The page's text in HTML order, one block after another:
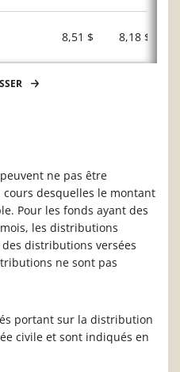
8,51 $ 8,18 $
ne pas être
desquelles le montant
Pour les fonds ayant des
les distributions
distributions versées
ne sont pas
portant sur la distribution
civile et sont indiqués en